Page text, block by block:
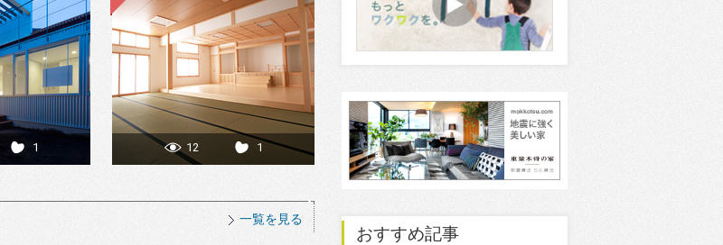
1 12 1
一覧を見る
おすすめ記事